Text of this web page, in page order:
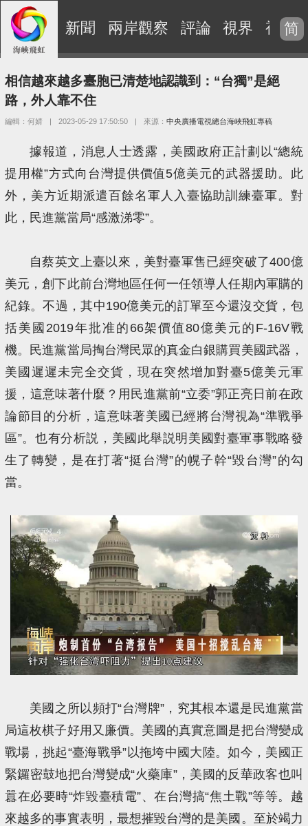
新聞 兩岸觀察 評論 視界 視頻
简
相信越來越多臺胞已清楚地認識到：“台獨”是絕
路，外人靠不住
編輯：何婧 | 2023-05-29 17:50:50 | 來源：中央廣播電視總台海峽飛虹專稿
據報道，消息人士透露，美國政府正計劃以“總統
提用權”方式向台灣提供價值5億美元的武器援助。此
外，美方近期派遣百餘名軍人入臺協助訓練臺軍。對
此，民進黨當局“感激涕零”。
自蔡英文上臺以來，美對臺軍售已經突破了400億
美元，創下此前台灣地區任何一任領導人任期內軍購的
紀錄。不過，其中190億美元的訂單至今還沒交貨，包
括美國2019年批准的66架價值80億美元的F-16V戰
機。民進黨當局掏台灣民眾的真金白銀購買美國武器，
美國遲遲未完全交貨，現在突然增加對臺5億美元軍
援，這意味著什麼？用民進黨前“立委”郭正亮日前在政
論節目的分析，這意味著美國已經將台灣視為“準戰爭
區”。也有分析説，美國此舉説明美國對臺軍事戰略發
生了轉變，是在打著“挺台灣”的幌子幹“毀台灣”的勾
當。
美國之所以頻打“台灣牌”，究其根本還是民進黨當
局這枚棋子好用又廉價。美國的真實意圖是把台灣變成
戰場，挑起“臺海戰爭”以拖垮中國大陸。如今，美國正
緊鑼密鼓地把台灣變成“火藥庫”，美國的反華政客也叫
囂在必要時“炸毀臺積電”、在台灣搞“焦土戰”等等。越
來越多的事實表明，最想摧毀台灣的是美國。至於竭力